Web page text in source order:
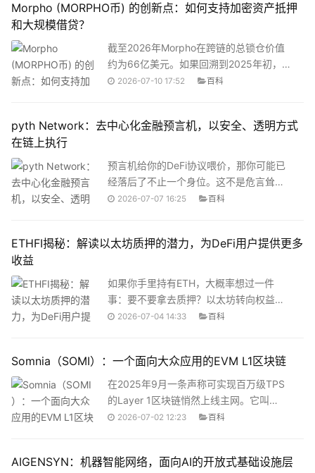
从设计之初就旨在为企业提供灵活性，使
这一转型并非凭空而来。截至2026年6
月，Avalanche网络托管着14.5亿美元的
稳定币市值、5.24亿美元的代币化现实世
Morpho (MORPHO币) 的创新点：如何支持加密资产抵押
和大规模借贷？
截至2026年Morpho在跨链的总锁仓价值
约为66亿美元。如果回溯到2025年初，这
个数字还不到5000万美元。一年半的时
借贷协议，凭什么能在如此短的时间内获
任？答案藏在Morpho的一系列创新设计之
中。
2026-07-10 17:52 百科
pyth Network：去中心化金融预言机，以安全、透明方式
在链上执行
预言机给你的DeFi协议喂价，那你可能已
经落后了不止一个身位。这不是危言耸
听。区块链上的智能合约天生是“瞎子”，它
黄金今天涨了没有。而预言机，就是给这
统预言机这副“眼镜”的镜片，往往是从别人
手里转了好几道才买来的二手货。
2026-07-07 16:25 百科
ETHFI揭秘：解读以太坊质押的潜力，为DeFi用户提供更多
收益
如果你手里持有ETH，大概率想过一件
事：要不要拿去质押？以太坊转向权益证
明（PoS）之后，质押成了网络安全的基
美好，对吧？但实际操作起来，问题不
少。第一个问题是门槛。 要成为独立的以
太坊验证者，你需要质押32个ETH。按照
当时的币价算，这不是一笔小数目。普通
资产就被锁死了。你不能交易、不能转
2026-07-04 14:33 百科
Somnia（SOMI）：一个面向大众应用的EVM L1区块链
在2025年9月一条声称可实现百万级TPS
的Layer 1区块链悄然上线主网。它叫
Somnia，背后站着英国独角兽
100亿笔交易，吸引了1.18亿个独立钱包地
2026-07-02 12:23 百科
AIGENSYN：机器智能网络，面向AI的开放式基础设施层